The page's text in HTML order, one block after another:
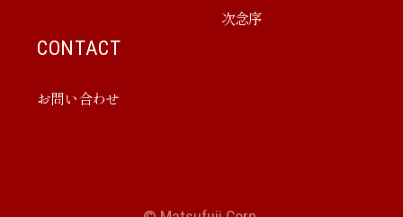
次念序
CONTACT
お問い合わせ